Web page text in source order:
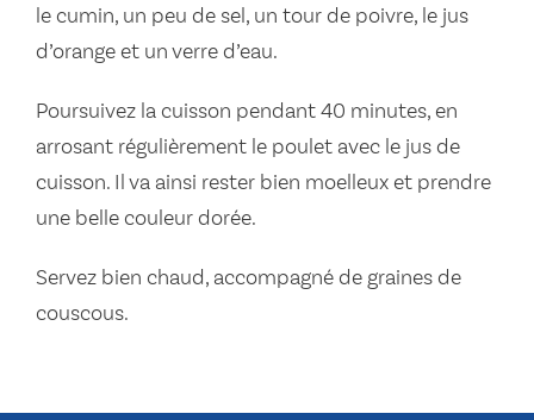
le cumin, un peu de sel, un tour de poivre, le jus
d’orange et un verre d’eau.
Poursuivez la cuisson pendant 40 minutes, en
arrosant régulièrement le poulet avec le jus de
cuisson. Il va ainsi rester bien moelleux et prendre
une belle couleur dorée.
Servez bien chaud, accompagné de graines de
couscous.